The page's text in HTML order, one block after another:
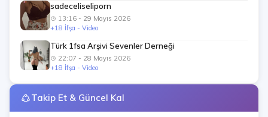
sadeceliseliporn
13:16 - 29 Mayıs 2026
+18 İfşa - Video
Türk 1fsa Arşivi Sevenler Derneği
22:07 - 28 Mayıs 2026
+18 İfşa - Video
Takip Et & Güncel Kal